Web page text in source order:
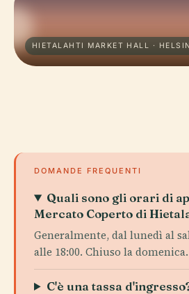
HIETALAHTI MARKET HALL ·
DOMANDE FREQUENTI
Quali sono gli orari di
Mercato Coperto di
Generalmente, dal lunedì al
alle 18:00. Chiuso la domenica.
C'è una tassa